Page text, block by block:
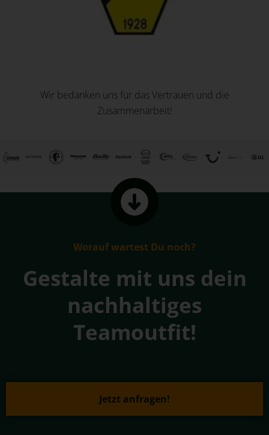
Wir bedanken uns für das Vertrauen und die
Zusammenarbeit!
Worauf wartest Du noch?
Gestalte mit uns dein
nachhaltiges
Teamoutfit!
Jetzt anfragen!